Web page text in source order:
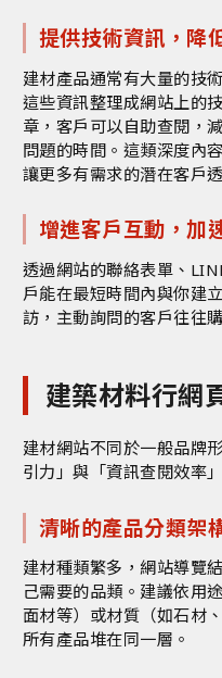
提供技術資訊，降
建材產品通常有大量的技
這些資訊整理成網站上的
章，客戶可以自助查閱，
問題的時間。這類深度內
讓更多有需求的潛在客戶
增進客戶互動，加
透過網站的聯絡表單、
戶能在最短時間內與你建
訪，主動詢問的客戶往往
建築材料行網
建材網站不同於一般品牌
引力」與「資訊查閱效率
清晰的產品分類架
建材種類繁多，網站導覽
己需要的品類。建議依用
面材等）或材質（如石材
所有產品堆在同一層。